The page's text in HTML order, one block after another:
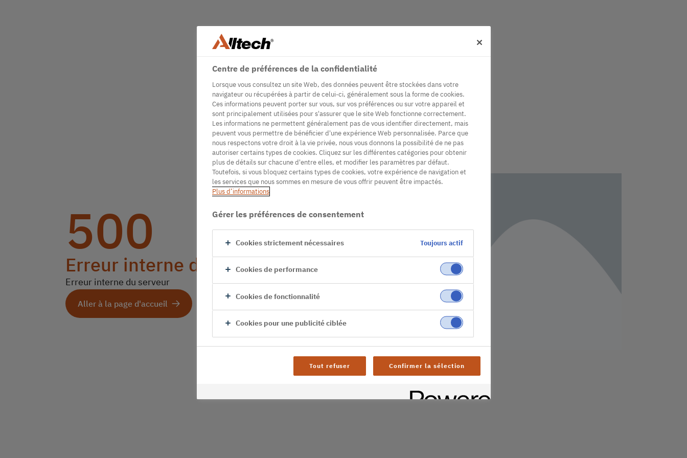
500
Erreur interne du serveur
Erreur interne du serveur
Aller à la page d'accueil
Centre de préférences de la confidentialité
Lorsque vous consultez un site Web, des données peuvent être stockées dans votre
navigateur ou récupérées à partir de celui-ci, généralement sous la forme de cookies.
Ces informations peuvent porter sur vous, sur vos préférences ou sur votre appareil et
sont principalement utilisées pour s'assurer que le site Web fonctionne correctement.
Les informations ne permettent généralement pas de vous identifier directement, mais
peuvent vous permettre de bénéficier d'une expérience Web personnalisée. Parce que
nous respectons votre droit à la vie privée, nous vous donnons la possibilité de ne pas
autoriser certains types de cookies. Cliquez sur les différentes catégories pour obtenir
plus de détails sur chacune d'entre elles, et modifier les paramètres par défaut.
Toutefois, si vous bloquez certains types de cookies, votre expérience de navigation et
les services que nous sommes en mesure de vous offrir peuvent être impactés.
Plus d’informations
Gérer les préférences de consentement
Cookies strictement nécessaires Toujours actif
Cookies de performance
Cookies de fonctionnalité
Cookies pour une publicité ciblée
Tout refuser Confirmer la sélection